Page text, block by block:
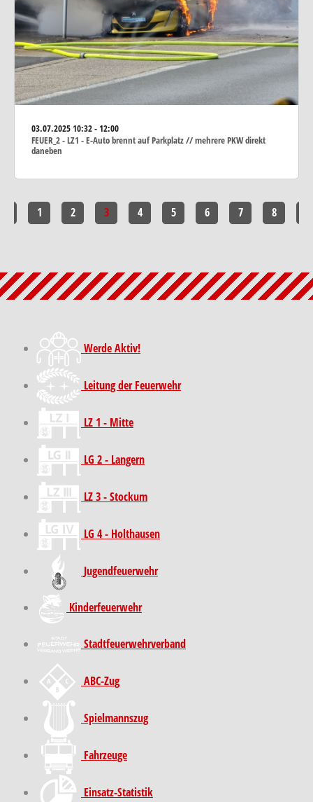
03.07.202510:32 - 12:00
FEUER_2 - LZ1 - E-Auto brennt auf Parkplatz // mehrere PKW direkt
daneben
1 2 3 4 5 6 7 8
Werde Aktiv!
Leitung der Feuerwehr
LZ 1 - Mitte
LG 2 - Langern
LZ 3 - Stockum
LG 4 - Holthausen
Jugendfeuerwehr
Kinder­feuer­wehr
Stadt­feuer­wehr­verband
ABC-Zug
Spielmannszug
Fahrzeuge
Einsatz-Statistik